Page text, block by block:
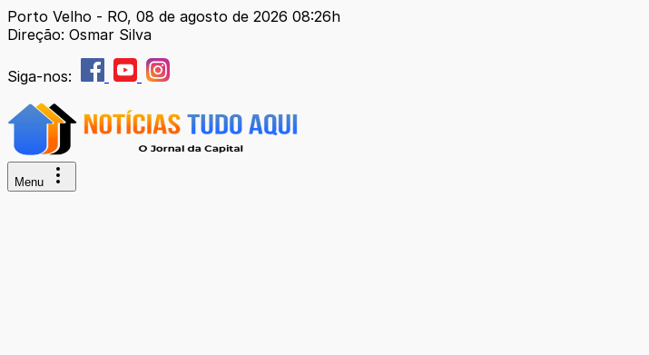
Porto Velho - RO, 08 de agosto de 2026 08:26h
Direção: Osmar Silva
Siga-nos:
Menu